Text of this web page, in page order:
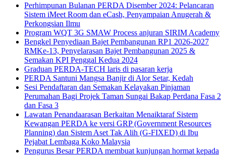
Perhimpunan Bulanan PERDA Disember 2024: Pelancaran
Sistem iMeet Room dan eCash, Penyampaian Anugerah &
Perkongsian Ilmu
Program WQT 3G SMAW Process anjuran SIRIM Academy
Bengkel Penyediaan Bajet Pembangunan RP1 2026-2027
RMKe-13, Penyelarasan Bajet Pembangunan 2025 &
Semakan KPI Penggal Kedua 2024
Graduan PERDA-TECH laris di pasaran kerja
PERDA Santuni Mangsa Banjir di Alor Setar, Kedah
Sesi Pendaftaran dan Semakan Kelayakan Pinjaman
Perumahan Bagi Projek Taman Sungai Bakap Perdana Fasa 2
dan Fasa 3
Lawatan Penandaarasan Berkaitan Menaiktaraf Sistem
Kewangan PERDA ke versi GRP (Government Resources
Planning) dan Sistem Aset Tak Alih (G-FIXED) di Ibu
Pejabat Lembaga Koko Malaysia
Pengurus Besar PERDA membuat kunjungan hormat kepada